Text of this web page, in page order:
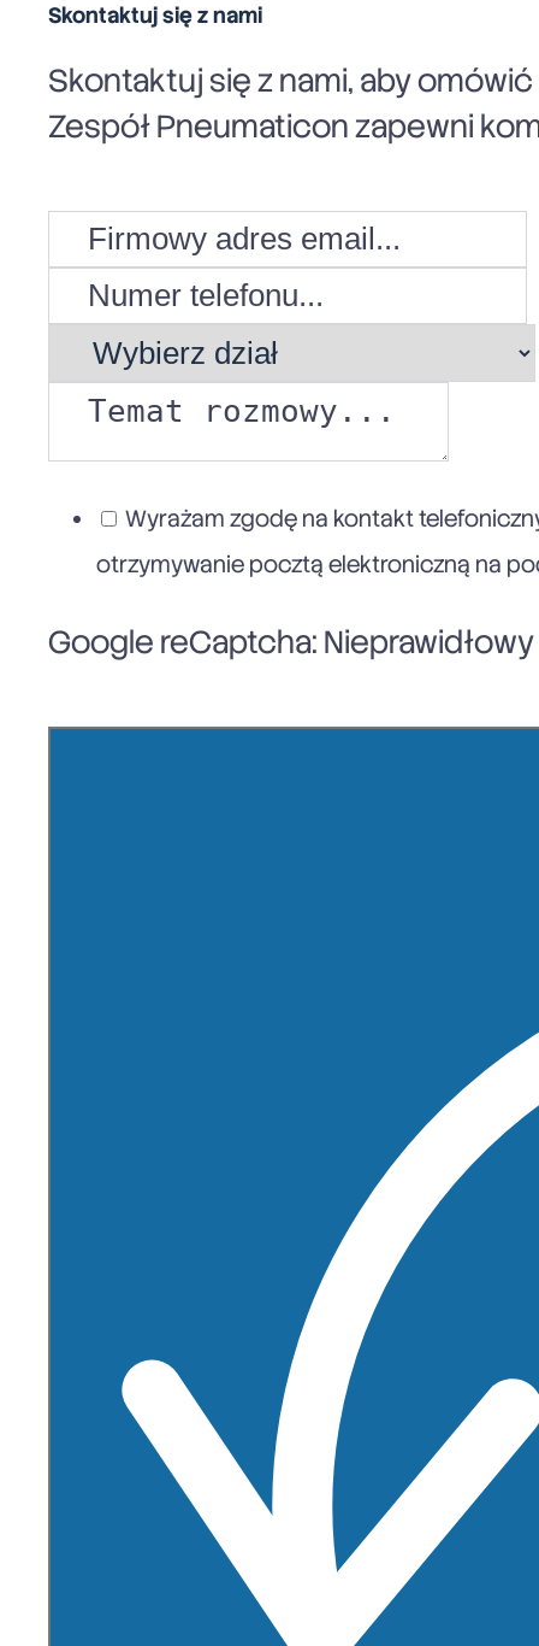
Skontaktuj się z nami
Skontaktuj się z nami, aby
Zespół Pneumaticon zapewni
Wyrażam zgodę na kontakt
otrzymywanie pocztą elektroniczną na
Google reCaptcha: